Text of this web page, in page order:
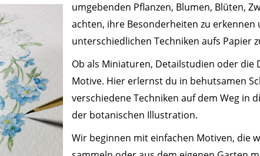
umgebenden Pflanzen, Blumen, Blüten,
achten, ihre Besonderheiten zu erkennen
unterschiedlichen Techniken aufs Papier
Ob als Miniaturen, Detailstudien oder die
Motive. Hier erlernst du in behutsamen
verschiedene Techniken auf dem Weg in
der botanischen Illustration.
Wir beginnen mit einfachen Motiven, die